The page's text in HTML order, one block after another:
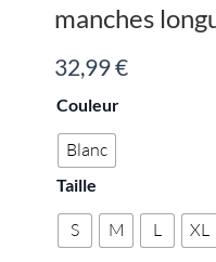
manches
32,99€
Couleur
Blanc
Taille
S M L XL
quantité
SHUFFLER
-
T-
homme
manches